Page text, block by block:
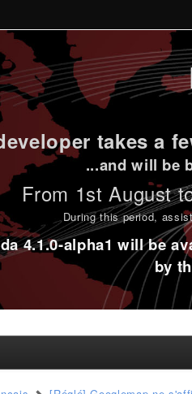
takes a
...and will be
From 1st August
During this period,
4.1.0-alpha1 will be
by